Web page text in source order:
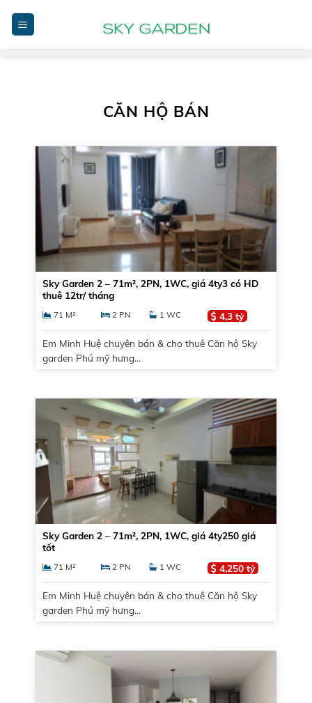
CĂN HỘ BÁN
Sky Garden 2 – 71m², 2PN, 1WC, giá 4ty3 có HD
thuê 12tr/ tháng
71 M² 2 PN 1 WC 4,3 tỷ
Em Minh Huệ chuyên bán & cho thuê Căn hộ Sky
garden Phú mỹ hưng...
Sky Garden 2 – 71m², 2PN, 1WC, giá 4ty250 giá
tốt
71 M² 2 PN 1 WC 4,250 tỷ
Em Minh Huệ chuyên bán & cho thuê Căn hộ Sky
garden Phú mỹ hưng...